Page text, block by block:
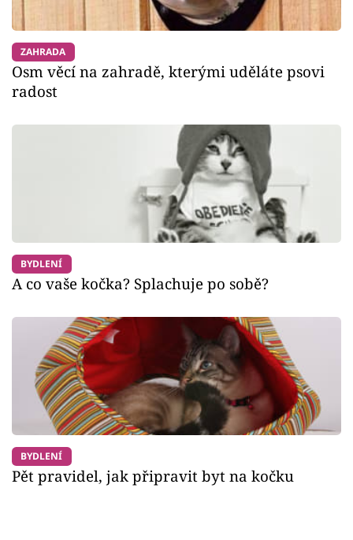
ZAHRADA
Osm věcí na zahradě, kterými uděláte psovi
radost
BYDLENÍ
A co vaše kočka? Splachuje po sobě?
BYDLENÍ
Pět pravidel, jak připravit byt na kočku